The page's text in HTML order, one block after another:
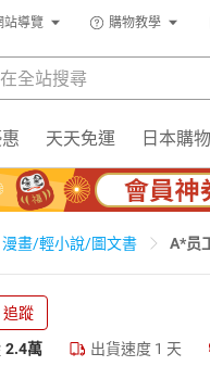
站導覽 購物教學
天天免運 日本購物
漫畫/輕小說/圖文書 A*员
追蹤
2.4萬 出貨速度 1 天